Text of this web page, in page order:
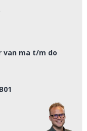
van ma t/m do